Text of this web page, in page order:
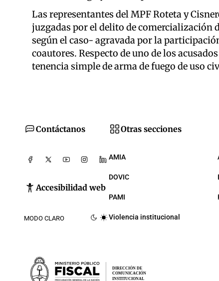
Las representantes del MPF Roteta y
juzgadas por el delito de comercialización
según el caso- agravada por la
coautores. Respecto de uno de los
tenencia simple de arma de fuego de uso
Contáctanos
Accesibilidad web
MODO CLARO
Otras secciones
AMIA
DOVIC
PAMI
Violencia institucional
DIRECCIÓN DE
COMUNICACIÓN
INSTITUCIONAL